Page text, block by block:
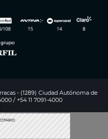
- (1289) Ciudad Autónoma de
/ +54 11 7091-4000